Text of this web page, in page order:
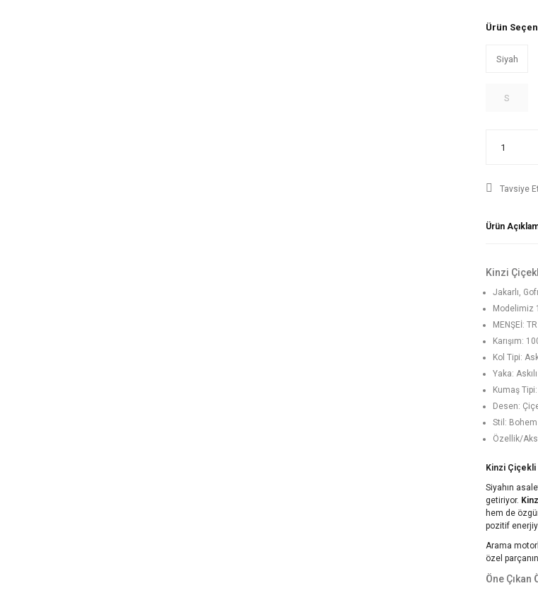
Ürün
Siyah
S
Tavsiye Et
Ürün
Kinzi
Jakarlı,
Modelimiz
MENŞEİ: TR
Karışım:
Kol Tipi:
Yaka: Askılı
Kumaş
Desen:
Stil: Bohem
Özellik/
Kinzi Çiçekli
Siyahın
getiriyor.
hem de
pozitif
Arama
özel
Öne Çıkan